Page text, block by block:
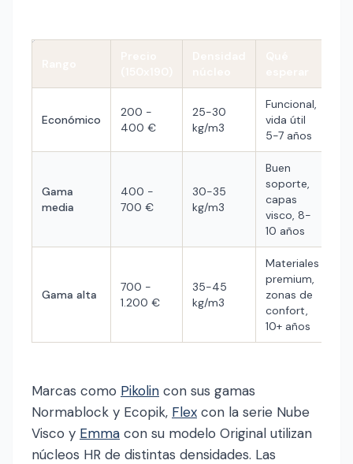
Económico
200 -
400 €
25-30
kg/m3
Funcional,
vida útil
5-7 años
Gama
media
400 -
700 €
30-35
kg/m3
Buen
soporte,
capas
visco, 8-
10 años
Gama alta
700 -
1.200 €
35-45
kg/m3
Materiales
premium,
zonas de
confort,
10+ años
Marcas como Pikolin con sus gamas
Normablock y Ecopik, Flex con la serie Nube
Visco y Emma con su modelo Original utilizan
núcleos HR de distintas densidades. Las